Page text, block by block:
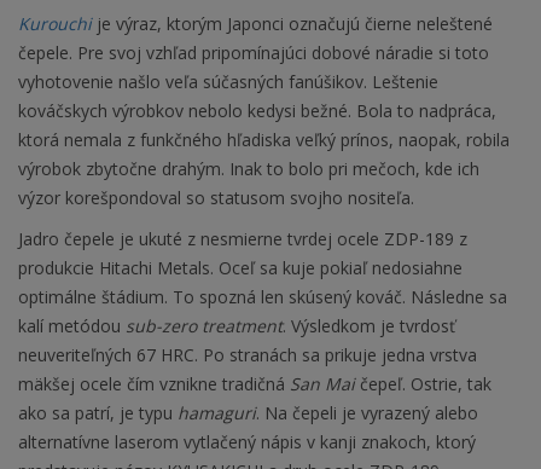
Kurouchije výraz, ktorým Japonci označujú čierne neleštené
čepele. Pre svoj vzhľad pripomínajúci dobové náradie si toto
vyhotovenie našlo veľa súčasných fanúšikov. Leštenie
kováčskych výrobkov nebolo kedysi bežné. Bola to nadpráca,
ktorá nemala z funkčného hľadiska veľký prínos, naopak, robila
výrobok zbytočne drahým. Inak to bolo pri mečoch, kde ich
výzor korešpondoval so statusom svojho nositeľa.
Jadro čepele je ukuté z nesmierne tvrdej ocele ZDP-189 z
produkcie Hitachi Metals. Oceľ sa kuje pokiaľ nedosiahne
optimálne štádium. To spozná len skúsený kováč. Následne sa
kalí metódou sub-zero treatment. Výsledkom je tvrdosť
neuveriteľných 67 HRC. Po stranách sa prikuje jedna vrstva
mäkšej ocele čím vznikne tradičná San Maičepeľ. Ostrie, tak
ako sa patrí, je typu hamaguri. Na čepeli je vyrazený alebo
alternatívne laserom vytlačený nápis v kanji znakoch, ktorý